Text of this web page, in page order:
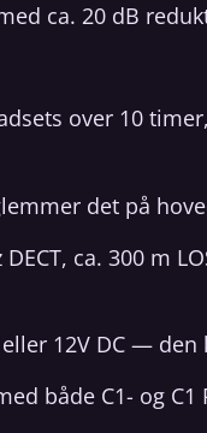
ca. 20 dB
over 10
det på
ca. 300 m
12V DC — den
både C1- og